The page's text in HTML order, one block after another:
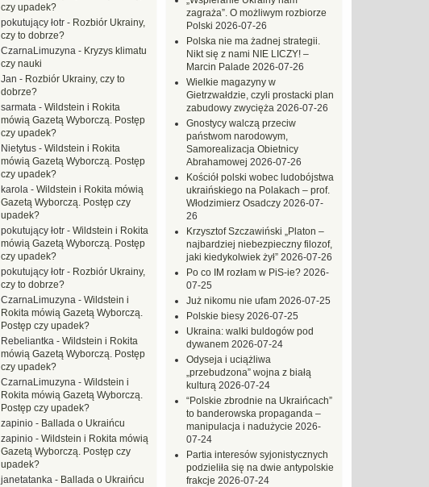
zagraża”. O możliwym rozbiorze
Polski 2026-07-26
Polska nie ma żadnej strategii.
Nikt się z nami NIE LICZY! –
Marcin Palade 2026-07-26
Wielkie magazyny w
Gietrzwałdzie, czyli prostacki plan
zabudowy zwycięża 2026-07-26
Gnostycy walczą przeciw
państwom narodowym,
Samorealizacja Obietnicy
Abrahamowej 2026-07-26
Kościół polski wobec ludobójstwa
ukraińskiego na Polakach – prof.
Włodzimierz Osadczy 2026-07-
26
Krzysztof Szczawiński „Platon –
najbardziej niebezpieczny filozof,
jaki kiedykolwiek żył” 2026-07-26
Po co IM rozłam w PiS-ie? 2026-
07-25
Już nikomu nie ufam 2026-07-25
Polskie biesy 2026-07-25
Ukraina: walki buldogów pod
dywanem 2026-07-24
Odyseja i uciążliwa
„przebudzona” wojna z białą
kulturą 2026-07-24
“Polskie zbrodnie na Ukraińcach”
to banderowska propaganda –
manipulacja i nadużycie 2026-
07-24
Partia interesów syjonistycznych
podzieliła się na dwie antypolskie
frakcje 2026-07-24
czy upadek?
pokutujący łotr - Rozbiór Ukrainy,
czy to dobrze?
CzarnaLimuzyna - Kryzys klimatu
czy nauki
Jan - Rozbiór Ukrainy, czy to
dobrze?
sarmata - Wildstein i Rokita
mówią Gazetą Wyborczą. Postęp
czy upadek?
Nietytus - Wildstein i Rokita
mówią Gazetą Wyborczą. Postęp
czy upadek?
karola - Wildstein i Rokita mówią
Gazetą Wyborczą. Postęp czy
upadek?
pokutujący łotr - Wildstein i Rokita
mówią Gazetą Wyborczą. Postęp
czy upadek?
pokutujący łotr - Rozbiór Ukrainy,
czy to dobrze?
CzarnaLimuzyna - Wildstein i
Rokita mówią Gazetą Wyborczą.
Postęp czy upadek?
Rebeliantka - Wildstein i Rokita
mówią Gazetą Wyborczą. Postęp
czy upadek?
CzarnaLimuzyna - Wildstein i
Rokita mówią Gazetą Wyborczą.
Postęp czy upadek?
zapinio - Ballada o Ukraińcu
zapinio - Wildstein i Rokita mówią
Gazetą Wyborczą. Postęp czy
upadek?
janetatanka - Ballada o Ukraińcu